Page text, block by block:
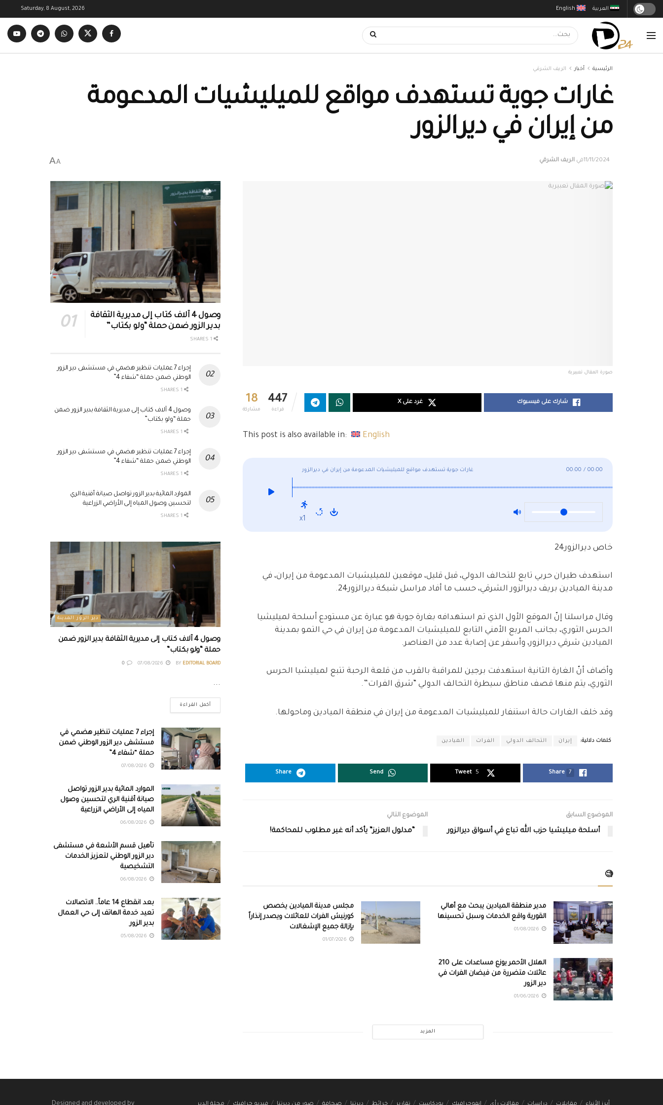
English العربية Saturday, 8 August, 2026
الرئيسية أخبار الريف الشرقي
غارات جوية تستهدف مواقع للميليشيات المدعومة
من إيران في ديرالزور
11/11/2024 في الريف الشرقي A
A
صورة المقال تعبيرية
18
مشاركة
447
قراءة
شارك على فيسبوك غرد على X
This post is also available in: English
غارات جوية تستهدف مواقع للميليشيات المدعومة من إيران في ديرالزور 00:00 / 00:00
x1
خاص ديرالزور24
استهدف طيران حربي تابع للتحالف الدولي، قبل قليل، موقعين للميليشيات المدعومة من إيران، في
مدينة الميادين بريف ديرالزور الشرقي، حسب ما أفاد مراسل شبكة ديرالزور24.
وقال مراسلنا إنّ الموقع الأول الذي تم استهدافه بغارة جوية هو عبارة عن مستودع أسلحة لميليشيا
الحرس الثوري، بجانب المربع الأمني التابع للميليشيات المدعومة من إيران في حي التمو بمدينة
الميادين شرقي ديرالزور، وأسفر عن إصابة عدد من العناصر.
وأضاف أنّ الغارة الثانية استهدفت برجين للمراقبة بالقرب من قلعة الرحبة تتبع لميليشيا الحرس
الثوري، يتم منها قصف مناطق سيطرة التحالف الدولي “شرق الفرات”.
وقد خلف الغارات حالة استنفار للميليشيات المدعومة من إيران في منطقة الميادين وماحولها.
كلمات دلالية: إيران التحالف الدولي الفرات الميادين
Share 7
Tweet 5
Send
Share
الموضوع السابق
أسلحة ميليشيا حزب الله تباع في أسواق ديرالزور
الموضوع التالي
“مدلول العزيز” يأكد أنه غير مطلوب للمحاكمة!
🧐
مدير منطقة الميادين يبحث مع أهالي
القورية واقع الخدمات وسبل تحسينها
مجلس مدينة الميادين يخصص
كورنيش الفرات للعائلات ويصدر إنذاراً
بإزالة جميع الإشغالات
الهلال الأحمر يوزع مساعدات على 210
عائلات متضررة من فيضان الفرات في
دير الزور
المزيد
وصول 4 آلاف كتاب إلى مديرية الثقافة
بدير الزور ضمن حملة “ولو بكتاب”
إجراء 7 عمليات تنظير هضمي في مستشفى دير الزور
الوطني ضمن حملة “شفاء 4”
وصول 4 آلاف كتاب إلى مديرية الثقافة بدير الزور ضمن
حملة “ولو بكتاب”
إجراء 7 عمليات تنظير هضمي في مستشفى دير الزور
الوطني ضمن حملة “شفاء 4”
الموارد المائية بدير الزور تواصل صيانة أقنية الري
لتحسين وصول المياه إلى الأراضي الزراعية
دير الزور المدينة
وصول 4 آلاف كتاب إلى مديرية الثقافة بدير الزور ضمن
حملة “ولو بكتاب”
BY EDITORIAL BOARD
0
...
أكمل القراءة
إجراء 7 عمليات تنظير هضمي في
مستشفى دير الزور الوطني ضمن
حملة “شفاء 4”
الموارد المائية بدير الزور تواصل
صيانة أقنية الري لتحسين وصول
المياه إلى الأراضي الزراعية
تأهيل قسم الأشعة في مستشفى
دير الزور الوطني لتعزيز الخدمات
التشخيصية
بعد انقطاع 14 عاماً.. الاتصالات
تعيد خدمة الهاتف إلى حي العمال
بدير الزور